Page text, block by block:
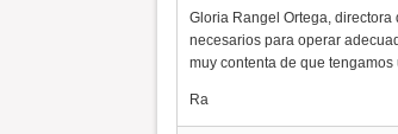
Gloria Rangel Ortega,
necesarios para operar
muy contenta de que
Ra